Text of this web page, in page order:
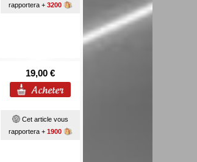
rapportera + 3200
19,00 €
Cet article vous
rapportera + 1900